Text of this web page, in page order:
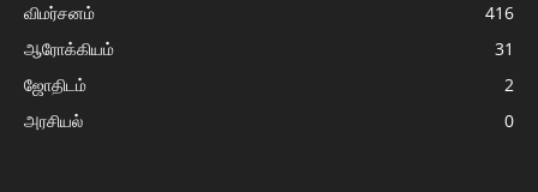
விமர்சனம்
416
ஆரோக்கியம்
31
ஜோதிடம்
2
அரசியல்
0